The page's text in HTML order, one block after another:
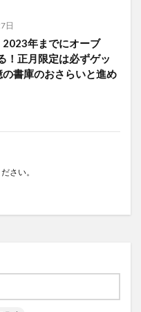
日
2023年までにオーブ
！正月限定は必ずゲッ
書庫のおさらいと進め
さい。